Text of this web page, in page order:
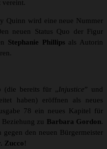
vereint.
Quinn wird eine neue Nummer
neuen Status Quo der Figur
Stephanie Phillips als Autorin
(die bereits für „Injustice” und
haben) eröffnen als neues
78 ein neues Kapitel für
zu Barbara Gordon.
den neuen Bürgermeister
Zucco!